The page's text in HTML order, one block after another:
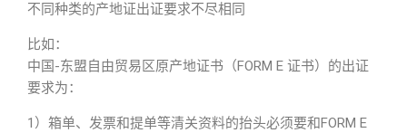
不同种类的产地证出证要求不尽相同
比如：
中国-东盟自由贸易区原产地证书（FORM E 证书）的出证
要求为：
1）箱单、发票和提单等清关资料的抬头必须要和FORM E